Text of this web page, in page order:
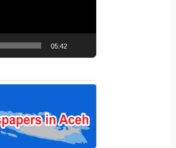
05:42